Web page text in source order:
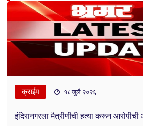
क्राईम १८ जुलै २०२६
इंदिरानगरला मैत्रीणीची हत्या करून आरोपीची